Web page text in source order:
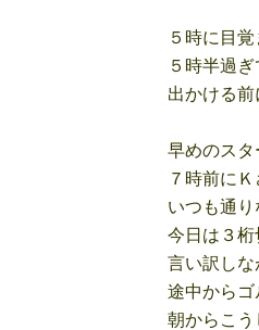
５時に目覚
５時半過ぎ
出かける前
早めのスタ
７時前にＫ
いつも通り
今日は３桁
言い訳しな
途中からゴ
朝からこう